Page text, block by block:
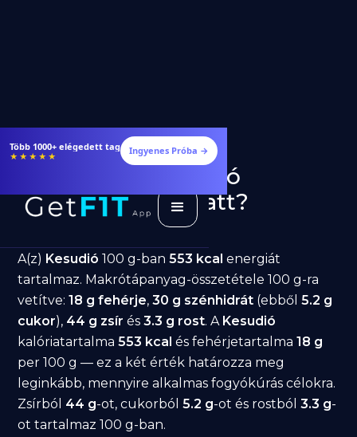
Étrendek, receptek és edzéstervek
★★★★★ Ingyenes Próba →
Kesudió fogyásra: jó
választás diéta alatt?
A(z) Kesudió 100 g-ban553 kcal energiát
tartalmaz. Makrótápanyag-összetétele 100 g-ra
vetítve:18 g fehérje,30 g szénhidrát (ebből5.2 g
cukor), 44 g zsír és3.3 g rost. A Kesudió
kalóriatartalma553 kcal és fehérjetartalma18 g
per 100 g — ez a két érték határozza meg
leginkább, mennyire alkalmas fogyókúrás célokra.
Zsírból 44 g-ot, cukorból5.2 g-ot és rostból3.3 g-
ot tartalmaz 100 g-ban.